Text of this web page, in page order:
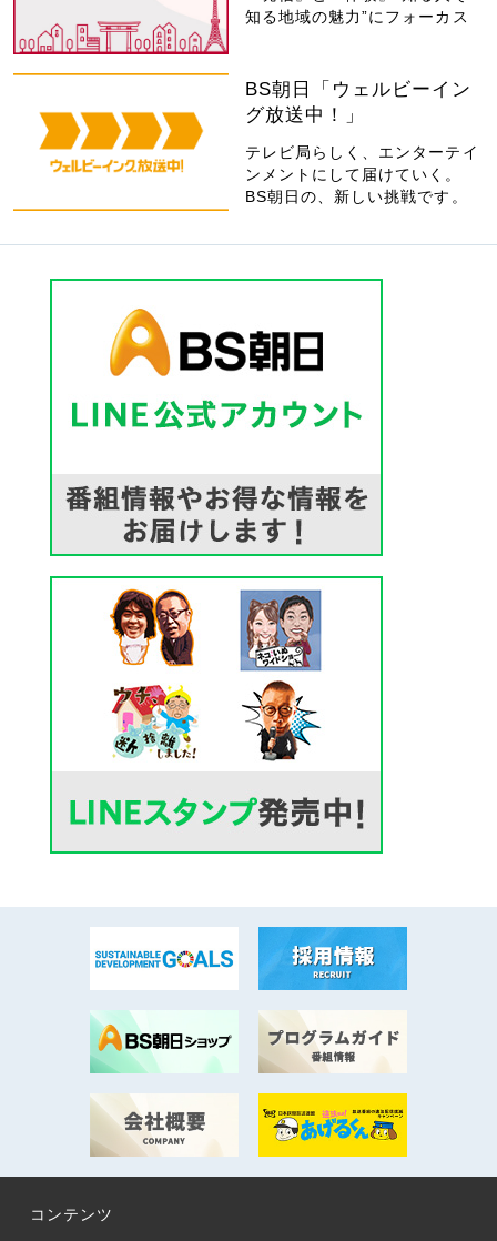
知る地域の魅力”にフォーカス
BS朝日「ウェルビーイン
グ放送中！」
テレビ局らしく、エンターテイ
ンメントにして届けていく。
BS朝日の、新しい挑戦です。
コンテンツ